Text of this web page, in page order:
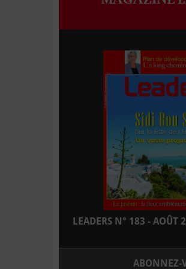
LEADERS N° 183 - AOÛT
ABONNEZ-